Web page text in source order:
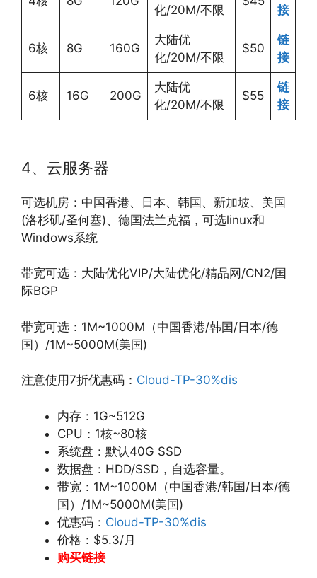
化/20M/不限 接
6核 8G 160G
大陆优
化/20M/不限
$50
链
接
6核 16G 200G
大陆优
化/20M/不限
$55
链
接
4、云服务器
可选机房：中国香港、日本、韩国、新加坡、美国
(洛杉矶/圣何塞)、德国法兰克福，可选linux和
Windows系统
带宽可选：大陆优化VIP/大陆优化/精品网/CN2/国
际BGP
带宽可选：1M~1000M（中国香港/韩国/日本/德
国）/1M~5000M(美国)
注意使用7折优惠码： Cloud-TP-30%dis
内存：1G~512G
CPU：1核~80核
系统盘：默认40G SSD
数据盘：HDD/SSD，自选容量。
带宽：1M~1000M（中国香港/韩国/日本/德
国）/1M~5000M(美国)
优惠码： Cloud-TP-30%dis
价格：$5.3/月
购买链接